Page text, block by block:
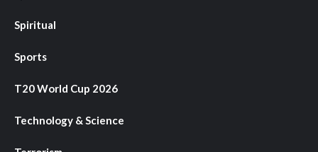
Spiritual
Sports
T20 World Cup 2026
Technology & Science